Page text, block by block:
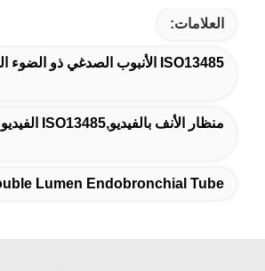
العلامات:
ISO13485 الأنبوب الصدغي ذو الضوء المزدوج,أنبوب منع التهاب الجهاز الصدغي,أنبوب ثنائي الضوء في الصدر
منظار الأنف بالفيديو,ISO13485 الفيديو النازوفارينجوسكوب,أنبوب PVC الصدغي
Lumen Endobronchial Tube